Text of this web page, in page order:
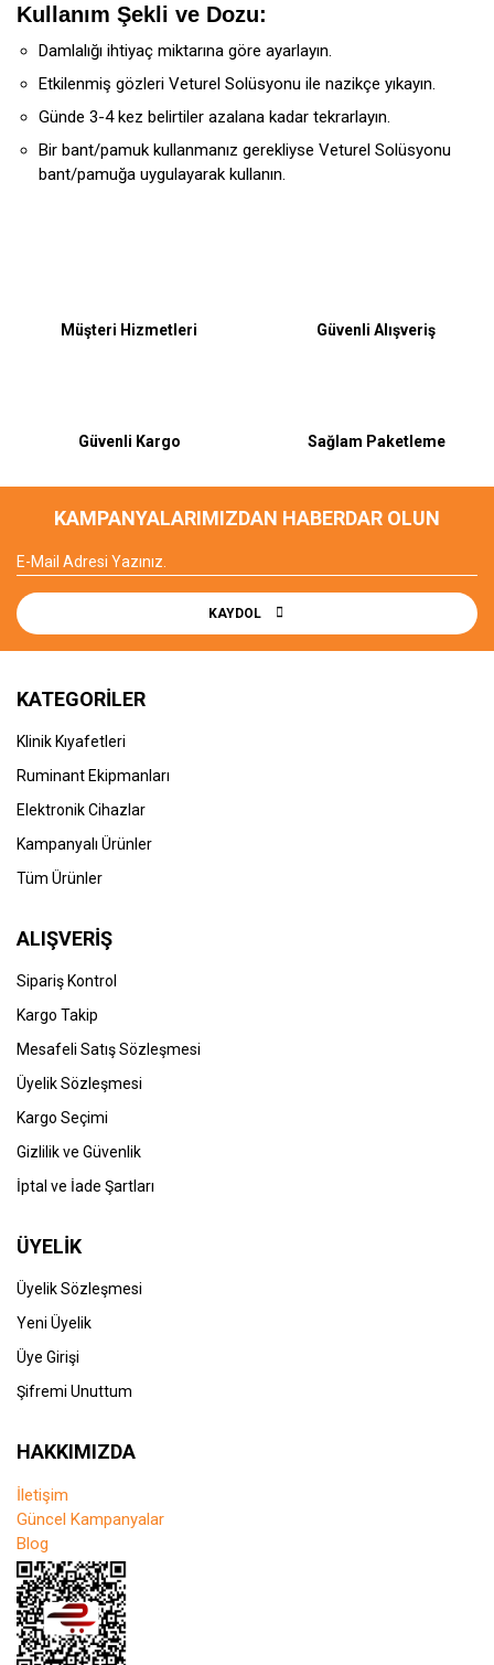
Kullanım Şekli ve Dozu:
Damlalığı ihtiyaç miktarına göre ayarlayın.
Etkilenmiş gözleri Veturel Solüsyonu ile nazikçe yıkayın.
Günde 3-4 kez belirtiler azalana kadar tekrarlayın.
Bir bant/pamuk kullanmanız gerekliyse Veturel Solüsyonu
bant/pamuğa uygulayarak kullanın.
Müşteri Hizmetleri Güvenli Alışveriş
Güvenli Kargo Sağlam Paketleme
KAMPANYALARIMIZDAN HABERDAR OLUN
KAYDOL
KATEGORİLER
Klinik Kıyafetleri
Ruminant Ekipmanları
Elektronik Cihazlar
Kampanyalı Ürünler
Tüm Ürünler
ALIŞVERİŞ
Sipariş Kontrol
Kargo Takip
Mesafeli Satış Sözleşmesi
Üyelik Sözleşmesi
Kargo Seçimi
Gizlilik ve Güvenlik
İptal ve İade Şartları
ÜYELİK
Üyelik Sözleşmesi
Yeni Üyelik
Üye Girişi
Şifremi Unuttum
HAKKIMIZDA
İletişim
Güncel Kampanyalar
Blog